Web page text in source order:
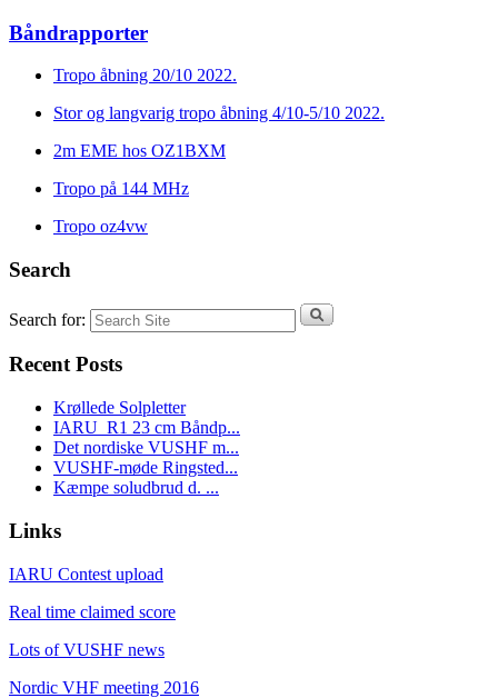
Båndrapporter
Tropo åbning 20/10 2022.
Stor og langvarig tropo åbning 4/10-5/10 2022.
2m EME hos OZ1BXM
Tropo på 144 MHz
Tropo oz4vw
Search
Search for:
Recent Posts
Krøllede Solpletter
IARU_R1 23 cm Båndp...
Det nordiske VUSHF m...
VUSHF-møde Ringsted...
Kæmpe soludbrud d. ...
Links
IARU Contest upload
Real time claimed score
Lots of VUSHF news
Nordic VHF meeting 2016